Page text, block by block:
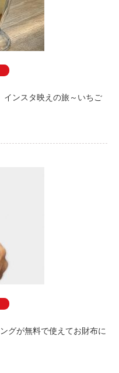
インスタ映えの旅～いちご
グが無料で使えてお財布に